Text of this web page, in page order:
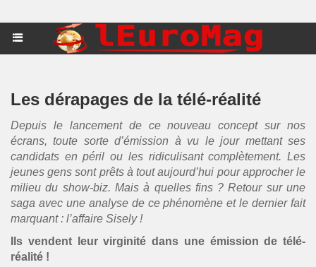
Les dérapages de la télé-réalité
Depuis le lancement de ce nouveau concept sur nos
écrans, toute sorte d’émission à vu le jour mettant ses
candidats en péril ou les ridiculisant complètement. Les
jeunes gens sont prêts à tout aujourd’hui pour approcher le
milieu du show-biz. Mais à quelles fins ? Retour sur une
saga avec une analyse de ce phénomène et le dernier fait
marquant : l’affaire Sisely !
Ils vendent leur virginité dans une émission de télé-
réalité !